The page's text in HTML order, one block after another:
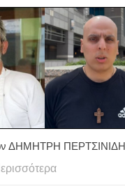
ΔΗΜΗΤΡΗ ΠΕΡΤΣΙΝΙΔΗ